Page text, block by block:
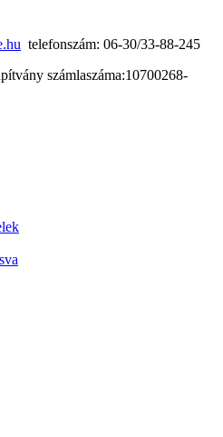
telefonszám: 06-30/33-88-245
számlaszáma:10700268-